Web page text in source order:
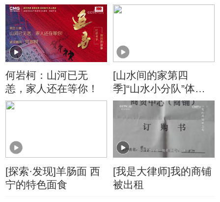
夜菜 何岩柯的年夜
何岩柯：山河已无
恙，家人还在等你！
[山水间的家第四
季]“山水小分队”体验
黄花菜的分盘、杀
青、晾晒与打包工作
[探索·发现]羊肠面 西
宁的特色面食
[我是大律师]我的商铺
被出租